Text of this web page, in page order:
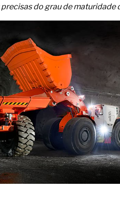
nas atividades de
como estratégia
de materiais
não está no modelo de IA
B2B e a venda complexa
do grau de maturidade